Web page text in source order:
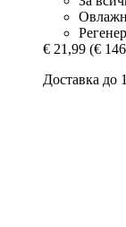
€ 21,99 (€
Доставка до